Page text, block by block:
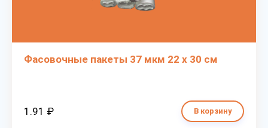
Фасовочные пакеты 37 мкм 22 х 30 см
1.91 ₽ В корзину